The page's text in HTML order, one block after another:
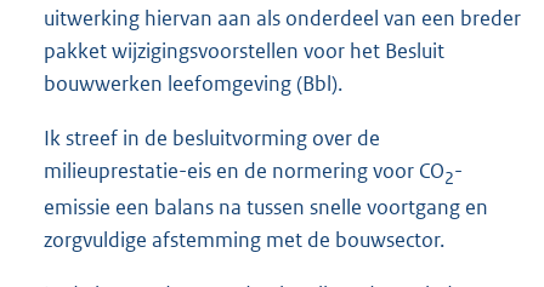
uitwerking hiervan aan als onderdeel van een breder
pakket wijzigingsvoorstellen voor het Besluit
bouwwerken leefomgeving (Bbl).
Ik streef in de besluitvorming over de
milieuprestatie-eis en de normering voor CO2-
emissie een balans na tussen snelle voortgang en
zorgvuldige afstemming met de bouwsector.